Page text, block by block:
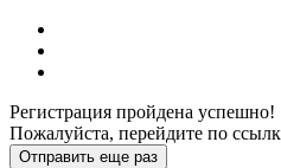
Регистрация пройдена успешно!
Пожалуйста, перейдите по
Отправить еще раз